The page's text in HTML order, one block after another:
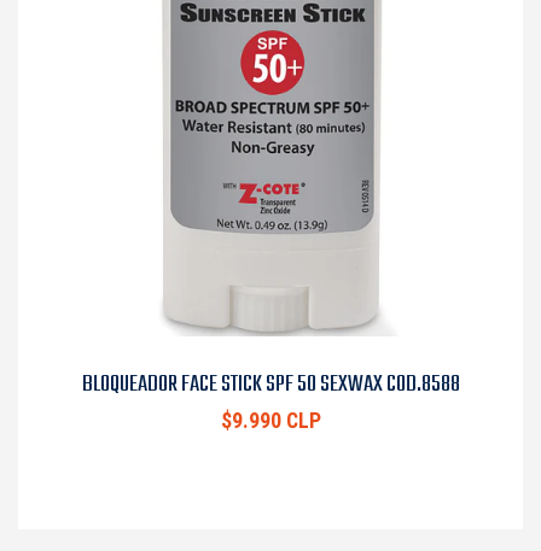
BLOQUEADOR FACE STICK SPF 50 SEXWAX COD.8588
$9.990 CLP